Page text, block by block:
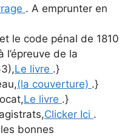
. A emprunter en
le code pénal de 1810
l’épreuve de la
Le livre .}
(la couverture) .}
Le livre .}
Clicker Ici .
bonnes